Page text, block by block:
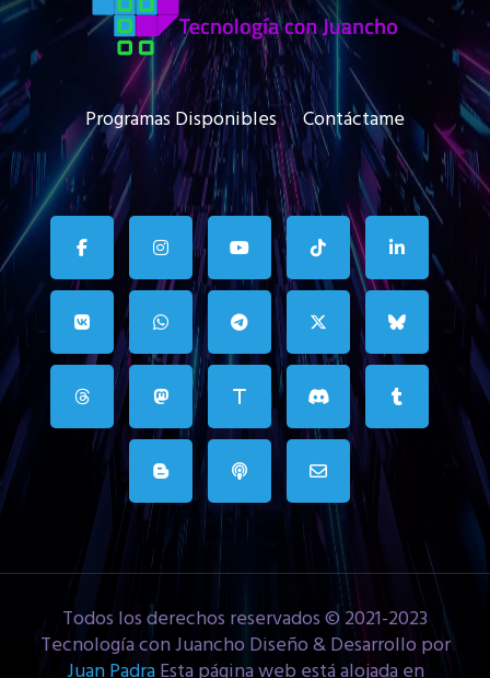
Programas Disponibles Contáctame
Todos los derechos reservados © 2021-2023
Tecnología con Juancho Diseño & Desarrollo por